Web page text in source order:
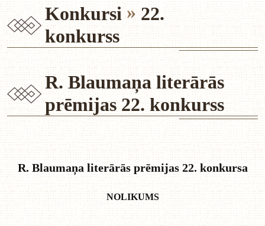
Konkursi
22.
konkurss
R. Blaumaņa literārās
prēmijas22. konkurss
R. Blaumaņa literārās prēmijas 22. konkursa
NOLIKUMS